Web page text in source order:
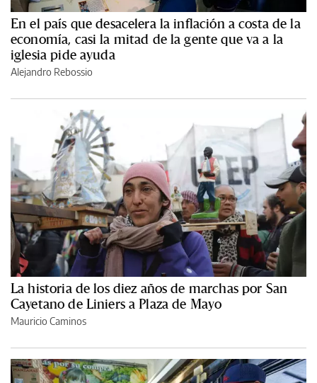
En el país que desacelera la inflación a costa de la
economía, casi la mitad de la gente que va a la
iglesia pide ayuda
Alejandro Rebossio
La historia de los diez años de marchas por San
Cayetano de Liniers a Plaza de Mayo
Mauricio Caminos